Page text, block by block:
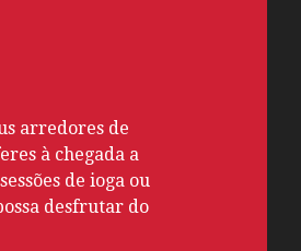
arredores de
à chegada a
de ioga ou
desfrutar do